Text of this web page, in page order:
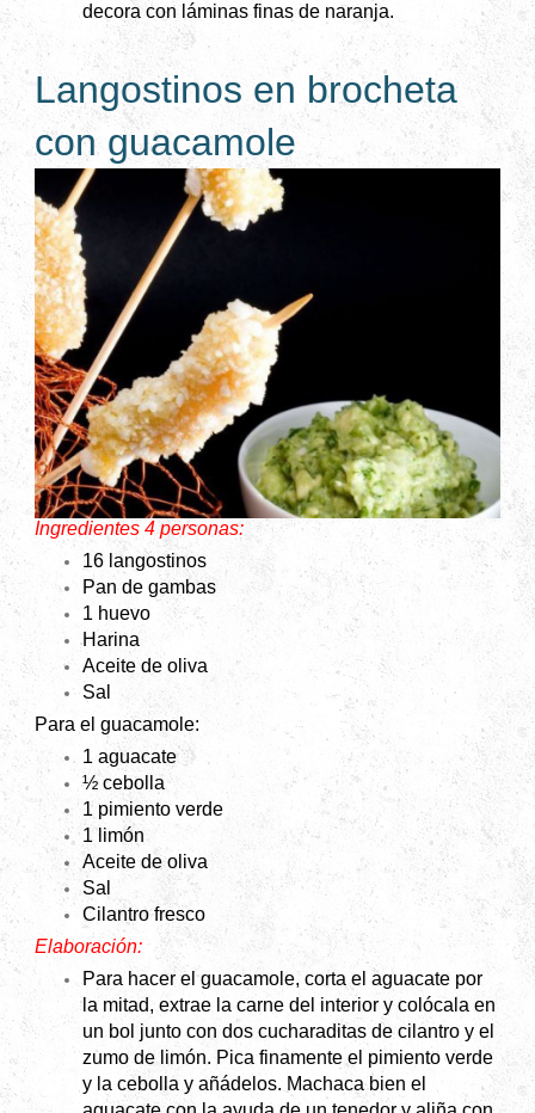
decora con láminas finas de naranja.
Langostinos en brocheta
con guacamole
Ingredientes 4 personas:
16 langostinos
Pan de gambas
1 huevo
Harina
Aceite de oliva
Sal
Para el guacamole:
1 aguacate
½ cebolla
1 pimiento verde
1 limón
Aceite de oliva
Sal
Cilantro fresco
Elaboración:
Para hacer el guacamole, corta el aguacate por
la mitad, extrae la carne del interior y colócala en
un bol junto con dos cucharaditas de cilantro y el
zumo de limón. Pica finamente el pimiento verde
y la cebolla y añádelos. Machaca bien el